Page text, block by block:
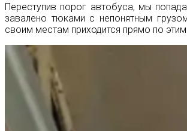
Переступив порог автобуса, мы
завалено тюками с непонятным
своим местам приходится прямо по